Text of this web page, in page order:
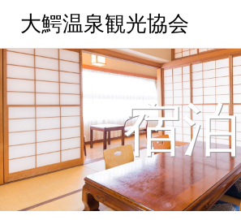
大鰐温泉観光協会
宿泊